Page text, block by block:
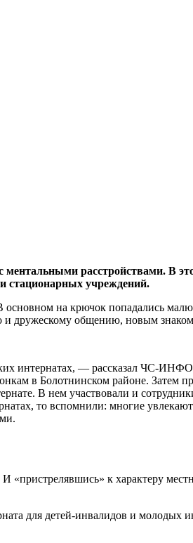
расстройствами. В
стационарных учреждений.
на крючок попадались
дружескому общению, новым
интернатах, — рассказал ЧС-ИНФО
в Болотнинском районе. Затем
В нем участвовали и
то вспомнили: многие
к характеру
для детей-инвалидов и